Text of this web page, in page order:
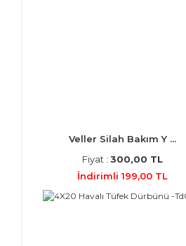
Veller Silah Bakım Y ...
Fiyat : 300,00 TL
İndirimli 199,00 TL